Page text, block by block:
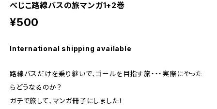
べじこ路線バスの旅マンガ1+2巻
¥500
International shipping available
路線バスだけを乗り継いで、ゴールを目指す旅・・・実際にやった
らどうなるのか？
ガチで旅して、マンガ冊子にしました！